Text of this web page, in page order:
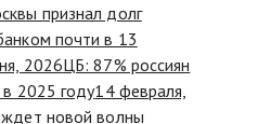
признал долг
почти в 13
2026ЦБ: 87% россиян
2025 году14 февраля,
новой волны